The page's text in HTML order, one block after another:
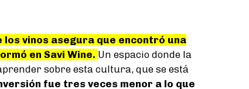
los vinos asegura que encontró una
en Savi Wine. Un espacio donde la
sobre esta cultura, que se está
fue tres veces menor a lo que